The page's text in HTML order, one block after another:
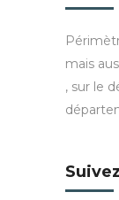
mais
, sur le